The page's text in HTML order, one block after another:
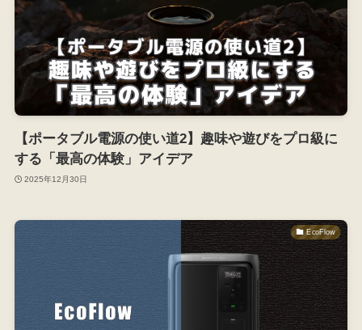
【ポータブル電源の使い道2】趣味や遊びをプロ級に
する「最高の体験」アイデア
2025年12月30日
EcoFlow